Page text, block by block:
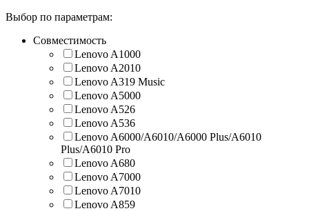
Выбор по параметрам:
Совместимость
Lenovo A1000
Lenovo A2010
Lenovo A319 Music
Lenovo A5000
Lenovo A526
Lenovo A536
Lenovo A6000/A6010/A6000 Plus/A6010
Plus/A6010 Pro
Lenovo A680
Lenovo A7000
Lenovo A7010
Lenovo A859